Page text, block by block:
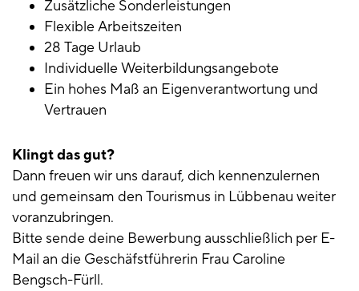
Zusätzliche Sonderleistungen
Flexible Arbeitszeiten
28 Tage Urlaub
Individuelle Weiterbildungsangebote
Ein hohes Maß an Eigenverantwortung und
Vertrauen
Klingt das gut?
Dann freuen wir uns darauf, dich kennenzulernen
und gemeinsam den Tourismus in Lübbenau weiter
voranzubringen.
Bitte sende deine Bewerbung ausschließlich per E-
Mail an die Geschäfstführerin Frau Caroline
Bengsch-Fürll.